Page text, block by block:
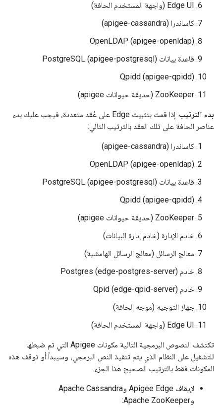
Edge UI (واجهة المستخدم الحافة)
كاساندرا (apigee-cassandra)
OpenLDAP (apigee-openldap)
قاعدة بيانات PostgreSQL (apigee-postgresql)
Qpidd (apigee-qpidd)
ZooKeeper (حديقة حيوانات apigee)
بدء الترتيب
: إذا قمت بتثبيت Edge على عُقد متعددة، فيجب عليك بدء
عناصر الحافة على تلك العقد بالترتيب التالي:
كاساندرا (apigee-cassandra)
OpenLDAP (apigee-openldap)
قاعدة بيانات PostgreSQL (apigee-postgresql)
Qpidd (apigee-qpidd)
ZooKeeper (حديقة حيوانات apigee)
خادم الإدارة (خادم إدارة البيانات)
معالج الرسائل (معالج الرسائل الهامشية)
خادم Postgres (edge-postgres-server)
خادم Qpid (edge-qpid-server)
جهاز التوجيه (موجه الحافة)
Edge UI (واجهة المستخدم الحافة)
تكتشف النصوص البرمجية التالية مكونات Apigee التي تم ضبطها
للتشغيل على النظام الذي يتم تنفيذ النص البرمجي، وسيبدأ أو توقف هذه
المكونات فقط بالترتيب الصحيح هذا الجزء.
لإيقاف Apigee Edge وApache Cassandra
وApache ZooKeeper: